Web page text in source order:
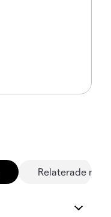
Relaterade